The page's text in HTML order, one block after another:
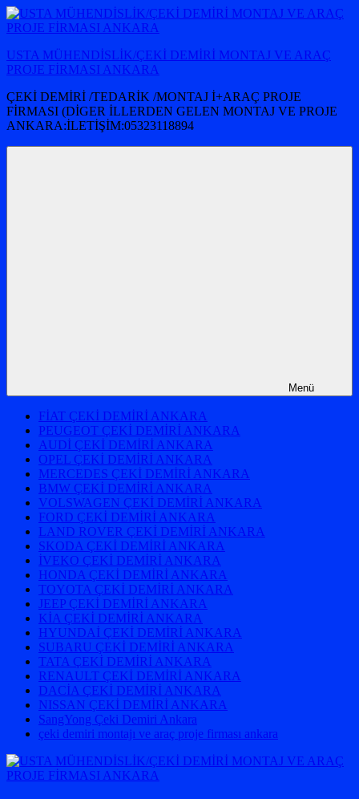
İçeriğe
atla
USTA MÜHENDİSLİK/ÇEKİ DEMİRİ MONTAJ VE ARAÇ
PROJE FİRMASI ANKARA
ÇEKİ DEMİRİ /TEDARİK /MONTAJ İ+ARAÇ PROJE
FİRMASI (DİGER İLLERDEN GELEN MONTAJ VE PROJE
ANKARA:İLETİŞİM:05323118894
Menü
FİAT ÇEKİ DEMİRİ ANKARA
PEUGEOT ÇEKİ DEMİRİ ANKARA
AUDİ ÇEKİ DEMİRİ ANKARA
OPEL ÇEKİ DEMİRİ ANKARA
MERCEDES ÇEKİ DEMİRİ ANKARA
BMW ÇEKİ DEMİRİ ANKARA
VOLSWAGEN ÇEKİ DEMİRİ ANKARA
FORD ÇEKİ DEMİRİ ANKARA
LAND ROVER ÇEKİ DEMİRİ ANKARA
SKODA ÇEKİ DEMİRİ ANKARA
İVEKO ÇEKİ DEMİRİ ANKARA
HONDA ÇEKİ DEMİRİ ANKARA
TOYOTA ÇEKİ DEMİRİ ANKARA
JEEP ÇEKİ DEMİRİ ANKARA
KİA ÇEKİ DEMİRİ ANKARA
HYUNDAİ ÇEKİ DEMİRİ ANKARA
SUBARU ÇEKİ DEMİRİ ANKARA
TATA ÇEKİ DEMİRİ ANKARA
RENAULT ÇEKİ DEMİRİ ANKARA
DACİA ÇEKİ DEMİRİ ANKARA
NISSAN ÇEKİ DEMİRİ ANKARA
SangYong Çeki Demiri Ankara
çeki demiri montajı ve araç proje firması ankara